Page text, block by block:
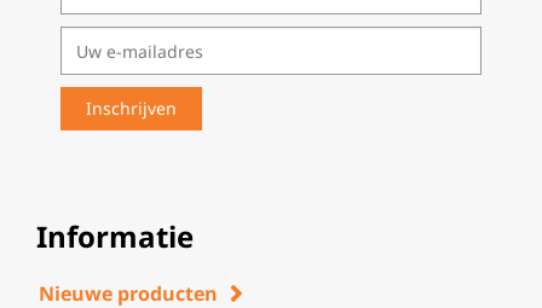
Informatie
Nieuwe producten